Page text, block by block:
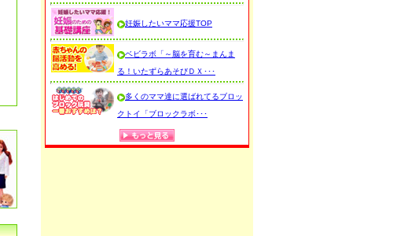
妊娠したいママ応援TOP
ベビラボ「～脳を育む～まんま
る！いたずらあそびＤＸ･･･
多くのママ達に選ばれてるブロッ
クトイ「ブロックラボ･･･